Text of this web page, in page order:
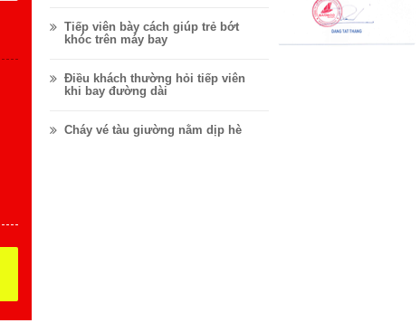
Tiếp viên bày cách giúp trẻ bớt
khóc trên máy bay
Điều khách thường hỏi tiếp viên
khi bay đường dài
Cháy vé tàu giường nằm dịp hè